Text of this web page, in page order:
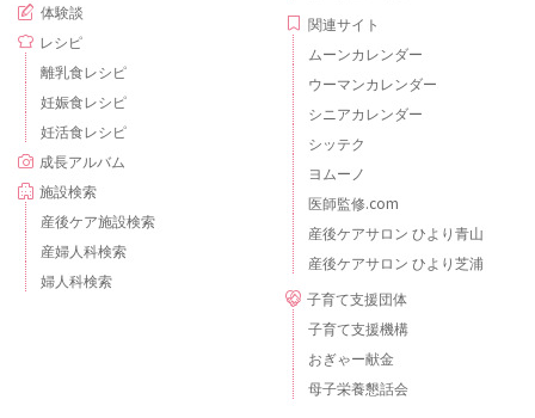
体験談
レシピ
離乳食レシピ
妊娠食レシピ
妊活食レシピ
成長アルバム
施設検索
産後ケア施設検索
産婦人科検索
婦人科検索
関連サイト
ムーンカレンダー
ウーマンカレンダー
シニアカレンダー
シッテク
ヨムーノ
医師監修.com
産後ケアサロン ひより青山
産後ケアサロン ひより芝浦
子育て支援団体
子育て支援機構
おぎゃー献金
母子栄養懇話会